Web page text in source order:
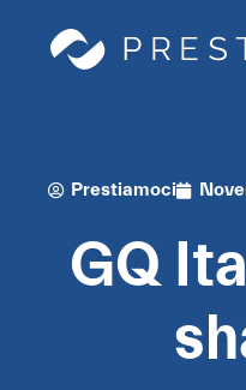
Prestiamoci
GQ